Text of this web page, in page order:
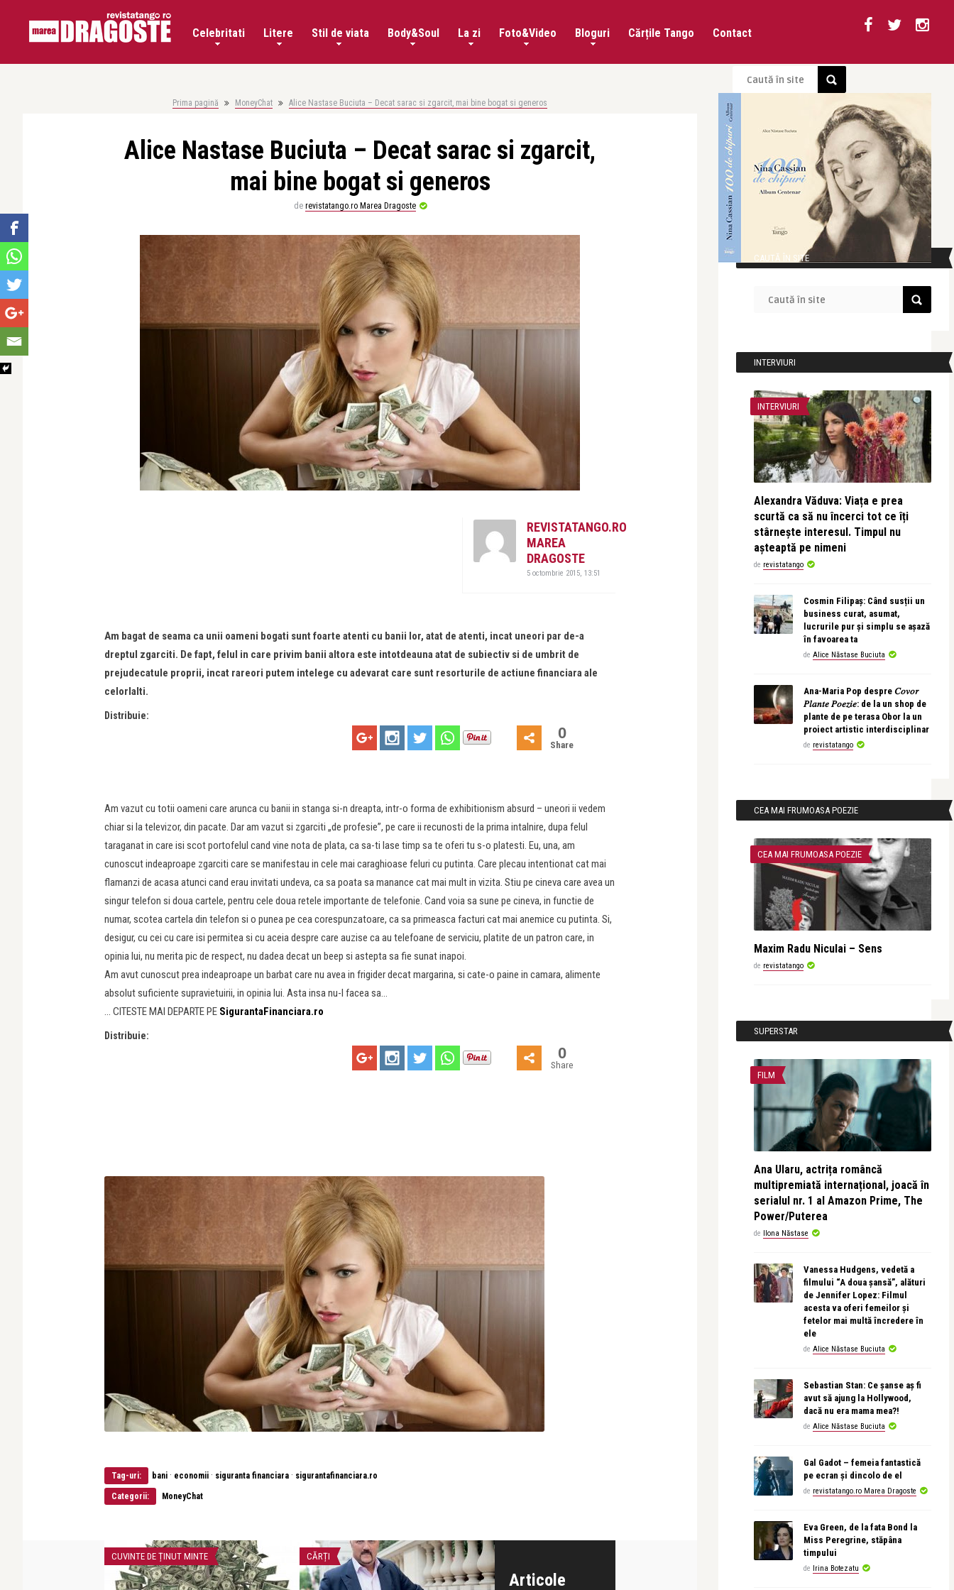
Celebritati Litere Stil de viata Body&Soul La zi Foto&Video Bloguri Cărțile Tango Contact
Prima pagină MoneyChat Alice Nastase Buciuta – Decat sarac si zgarcit, mai bine bogat si generos
Alice Nastase Buciuta – Decat sarac si zgarcit,
mai bine bogat si generos
de revistatango.ro Marea Dragoste
REVISTATANGO.RO
MAREA
DRAGOSTE
5 octombrie 2015, 13:51
Am bagat de seama ca unii oameni bogati sunt foarte atenti cu banii lor, atat de atenti, incat uneori par de-a
dreptul zgarciti. De fapt, felul in care privim banii altora este intotdeauna atat de subiectiv si de umbrit de
prejudecatule proprii, incat rareori putem intelege cu adevarat care sunt resorturile de actiune financiara ale
celorlalti.
Distribuie:
0
Share
Am vazut cu totii oameni care arunca cu banii in stanga si-n dreapta, intr-o forma de exhibitionism absurd – uneori ii vedem
chiar si la televizor, din pacate. Dar am vazut si zgarciti „de profesie”, pe care ii recunosti de la prima intalnire, dupa felul
taraganat in care isi scot portofelul cand vine nota de plata, ca sa-ti lase timp sa te oferi tu s-o platesti. Eu, una, am
cunoscut indeaproape zgarciti care se manifestau in cele mai caraghioase feluri cu putinta. Care plecau intentionat cat mai
flamanzi de acasa atunci cand erau invitati undeva, ca sa poata sa manance cat mai mult in vizita. Stiu pe cineva care avea un
singur telefon si doua cartele, pentru cele doua retele importante de telefonie. Cand voia sa sune pe cineva, in functie de
numar, scotea cartela din telefon si o punea pe cea corespunzatoare, ca sa primeasca facturi cat mai anemice cu putinta. Si,
desigur, cu cei cu care isi permitea si cu aceia despre care auzise ca au telefoane de serviciu, platite de un patron care, in
opinia lui, nu merita pic de respect, nu dadea decat un beep si astepta sa fie sunat inapoi.
Am avut cunoscut prea indeaproape un barbat care nu avea in frigider decat margarina, si cate-o paine in camara, alimente
absolut suficiente supravietuirii, in opinia lui. Asta insa nu-l facea sa…
… CITESTE MAI DEPARTE PE SigurantaFinanciara.ro
Distribuie:
0
Share
Tag-uri: bani · economii · siguranta financiara · sigurantafinanciara.ro
Categorii: MoneyChat
Articole
CUVINTE DE ȚINUT MINTE CĂRȚI
CAUTĂ ÎN SITE
INTERVIURI
INTERVIURI
Alexandra Văduva: Viața e prea
scurtă ca să nu încerci tot ce îți
stârnește interesul. Timpul nu
așteaptă pe nimeni
de revistatango
Cosmin Filipaș: Când susții un
business curat, asumat,
lucrurile pur și simplu se așază
în favoarea ta
de Alice Năstase Buciuta
Ana-Maria Pop despre 𝐶𝑜𝑣𝑜𝑟
𝑃𝑙𝑎𝑛𝑡𝑒 𝑃𝑜𝑒𝑧𝑖𝑒: de la un shop de
plante de pe terasa Obor la un
proiect artistic interdisciplinar
de revistatango
CEA MAI FRUMOASA POEZIE
CEA MAI FRUMOASA POEZIE
Maxim Radu Niculai – Sens
de revistatango
SUPERSTAR
FILM
Ana Ularu, actrița româncă
multipremiată internațional, joacă în
serialul nr. 1 al Amazon Prime, The
Power/Puterea
de Ilona Năstase
Vanessa Hudgens, vedetă a
filmului “A doua șansă”, alături
de Jennifer Lopez: Filmul
acesta va oferi femeilor și
fetelor mai multă încredere în
ele
de Alice Năstase Buciuta
Sebastian Stan: Ce șanse aș fi
avut să ajung la Hollywood,
dacă nu era mama mea?!
de Alice Năstase Buciuta
Gal Gadot – femeia fantastică
pe ecran și dincolo de el
de revistatango.ro Marea Dragoste
Eva Green, de la fata Bond la
Miss Peregrine, stăpâna
timpului
de Irina Botezatu